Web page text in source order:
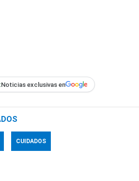
Noticias exclusivas en
CUIDADOS